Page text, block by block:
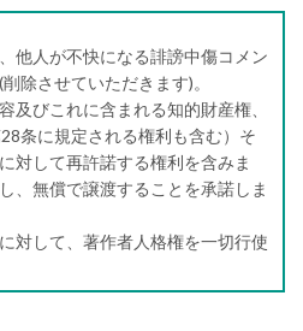
他人が不快になる誹謗中傷コメン
除させていただきます)。
及びこれに含まれる知的財産権、
条に規定される権利も含む）そ
対して再許諾する権利を含みま
、無償で譲渡することを承諾しま
対して、著作者人格権を一切行使